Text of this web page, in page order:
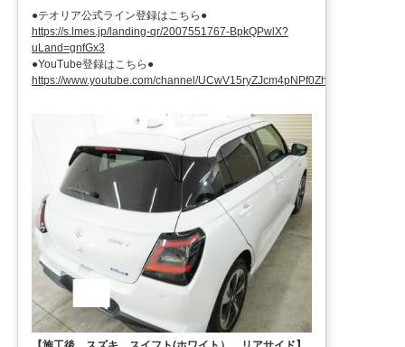
●テオリア公式ライン登録はこちら●
https://s.lmes.jp/landing-qr/2007551767-BpkQPwlX?
uLand=gnfGx3
●YouTube登録はこちら●
https://www.youtube.com/channel/UCwV15ryZJcm4pNPf0ZhXu9g